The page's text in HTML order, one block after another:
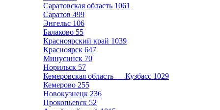
Саратовская область 1061
Саратов 499
Энгельс 106
Балаково 55
Красноярский край 1039
Красноярск 647
Минусинск 70
Норильск 57
Кемеровская область — Кузбасс 1029
Кемерово 255
Новокузнецк 236
Прокопьевск 52